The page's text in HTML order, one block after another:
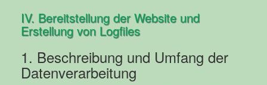
IV. Bereitstellung der Website und
Erstellung von Logfiles
1. Beschreibung und Umfang der
Datenverarbeitung